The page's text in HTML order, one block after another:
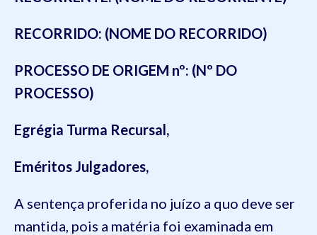
RECORRIDO: (NOME DO RECORRIDO)
PROCESSO DE ORIGEM nº: (Nº DO
PROCESSO)
Egrégia Turma Recursal,
Eméritos Julgadores,
A sentença proferida no juízo a quo deve ser
mantida, pois a matéria foi examinada em